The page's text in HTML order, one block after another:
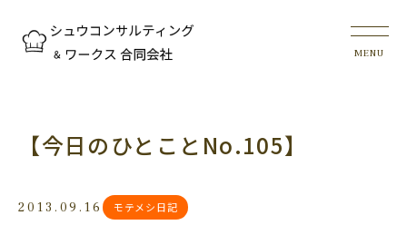
【今日のひとことNo.105】
2013.09.16 モテメシ日記